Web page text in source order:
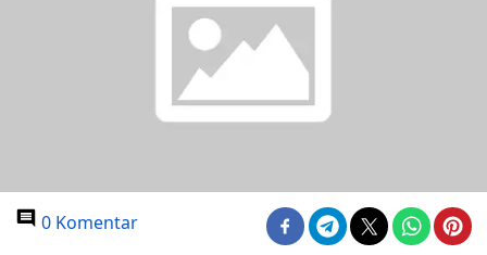
0 Komentar